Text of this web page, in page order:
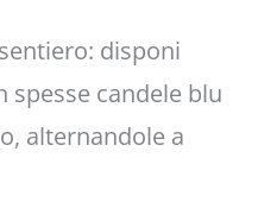
disponi
spesse candele blu
alternandole a